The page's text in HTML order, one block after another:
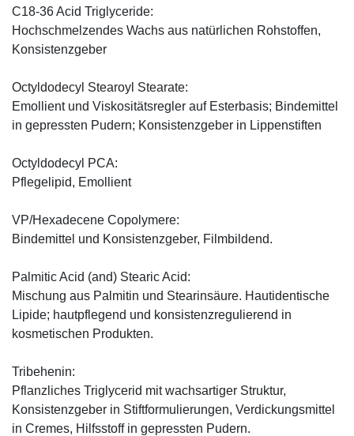
C18-36 Acid Triglyceride:
Hochschmelzendes Wachs aus natürlichen Rohstoffen,
Konsistenzgeber
Octyldodecyl Stearoyl Stearate:
Emollient und Viskositätsregler auf Esterbasis; Bindemittel
in gepressten Pudern; Konsistenzgeber in Lippenstiften
Octyldodecyl PCA:
Pflegelipid, Emollient
VP/Hexadecene Copolymere:
Bindemittel und Konsistenzgeber, Filmbildend.
Palmitic Acid (and) Stearic Acid:
Mischung aus Palmitin und Stearinsäure. Hautidentische
Lipide; hautpflegend und konsistenzregulierend in
kosmetischen Produkten.
Tribehenin:
Pflanzliches Triglycerid mit wachsartiger Struktur,
Konsistenzgeber in Stiftformulierungen, Verdickungsmittel
in Cremes, Hilfsstoff in gepressten Pudern.